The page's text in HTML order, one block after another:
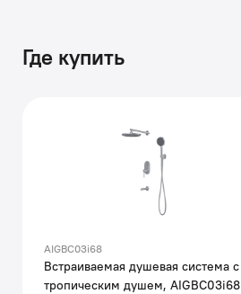
Где купить
AIGBC03i68
Встраиваемая душевая система с
тропическим душем, AIGBC03i68